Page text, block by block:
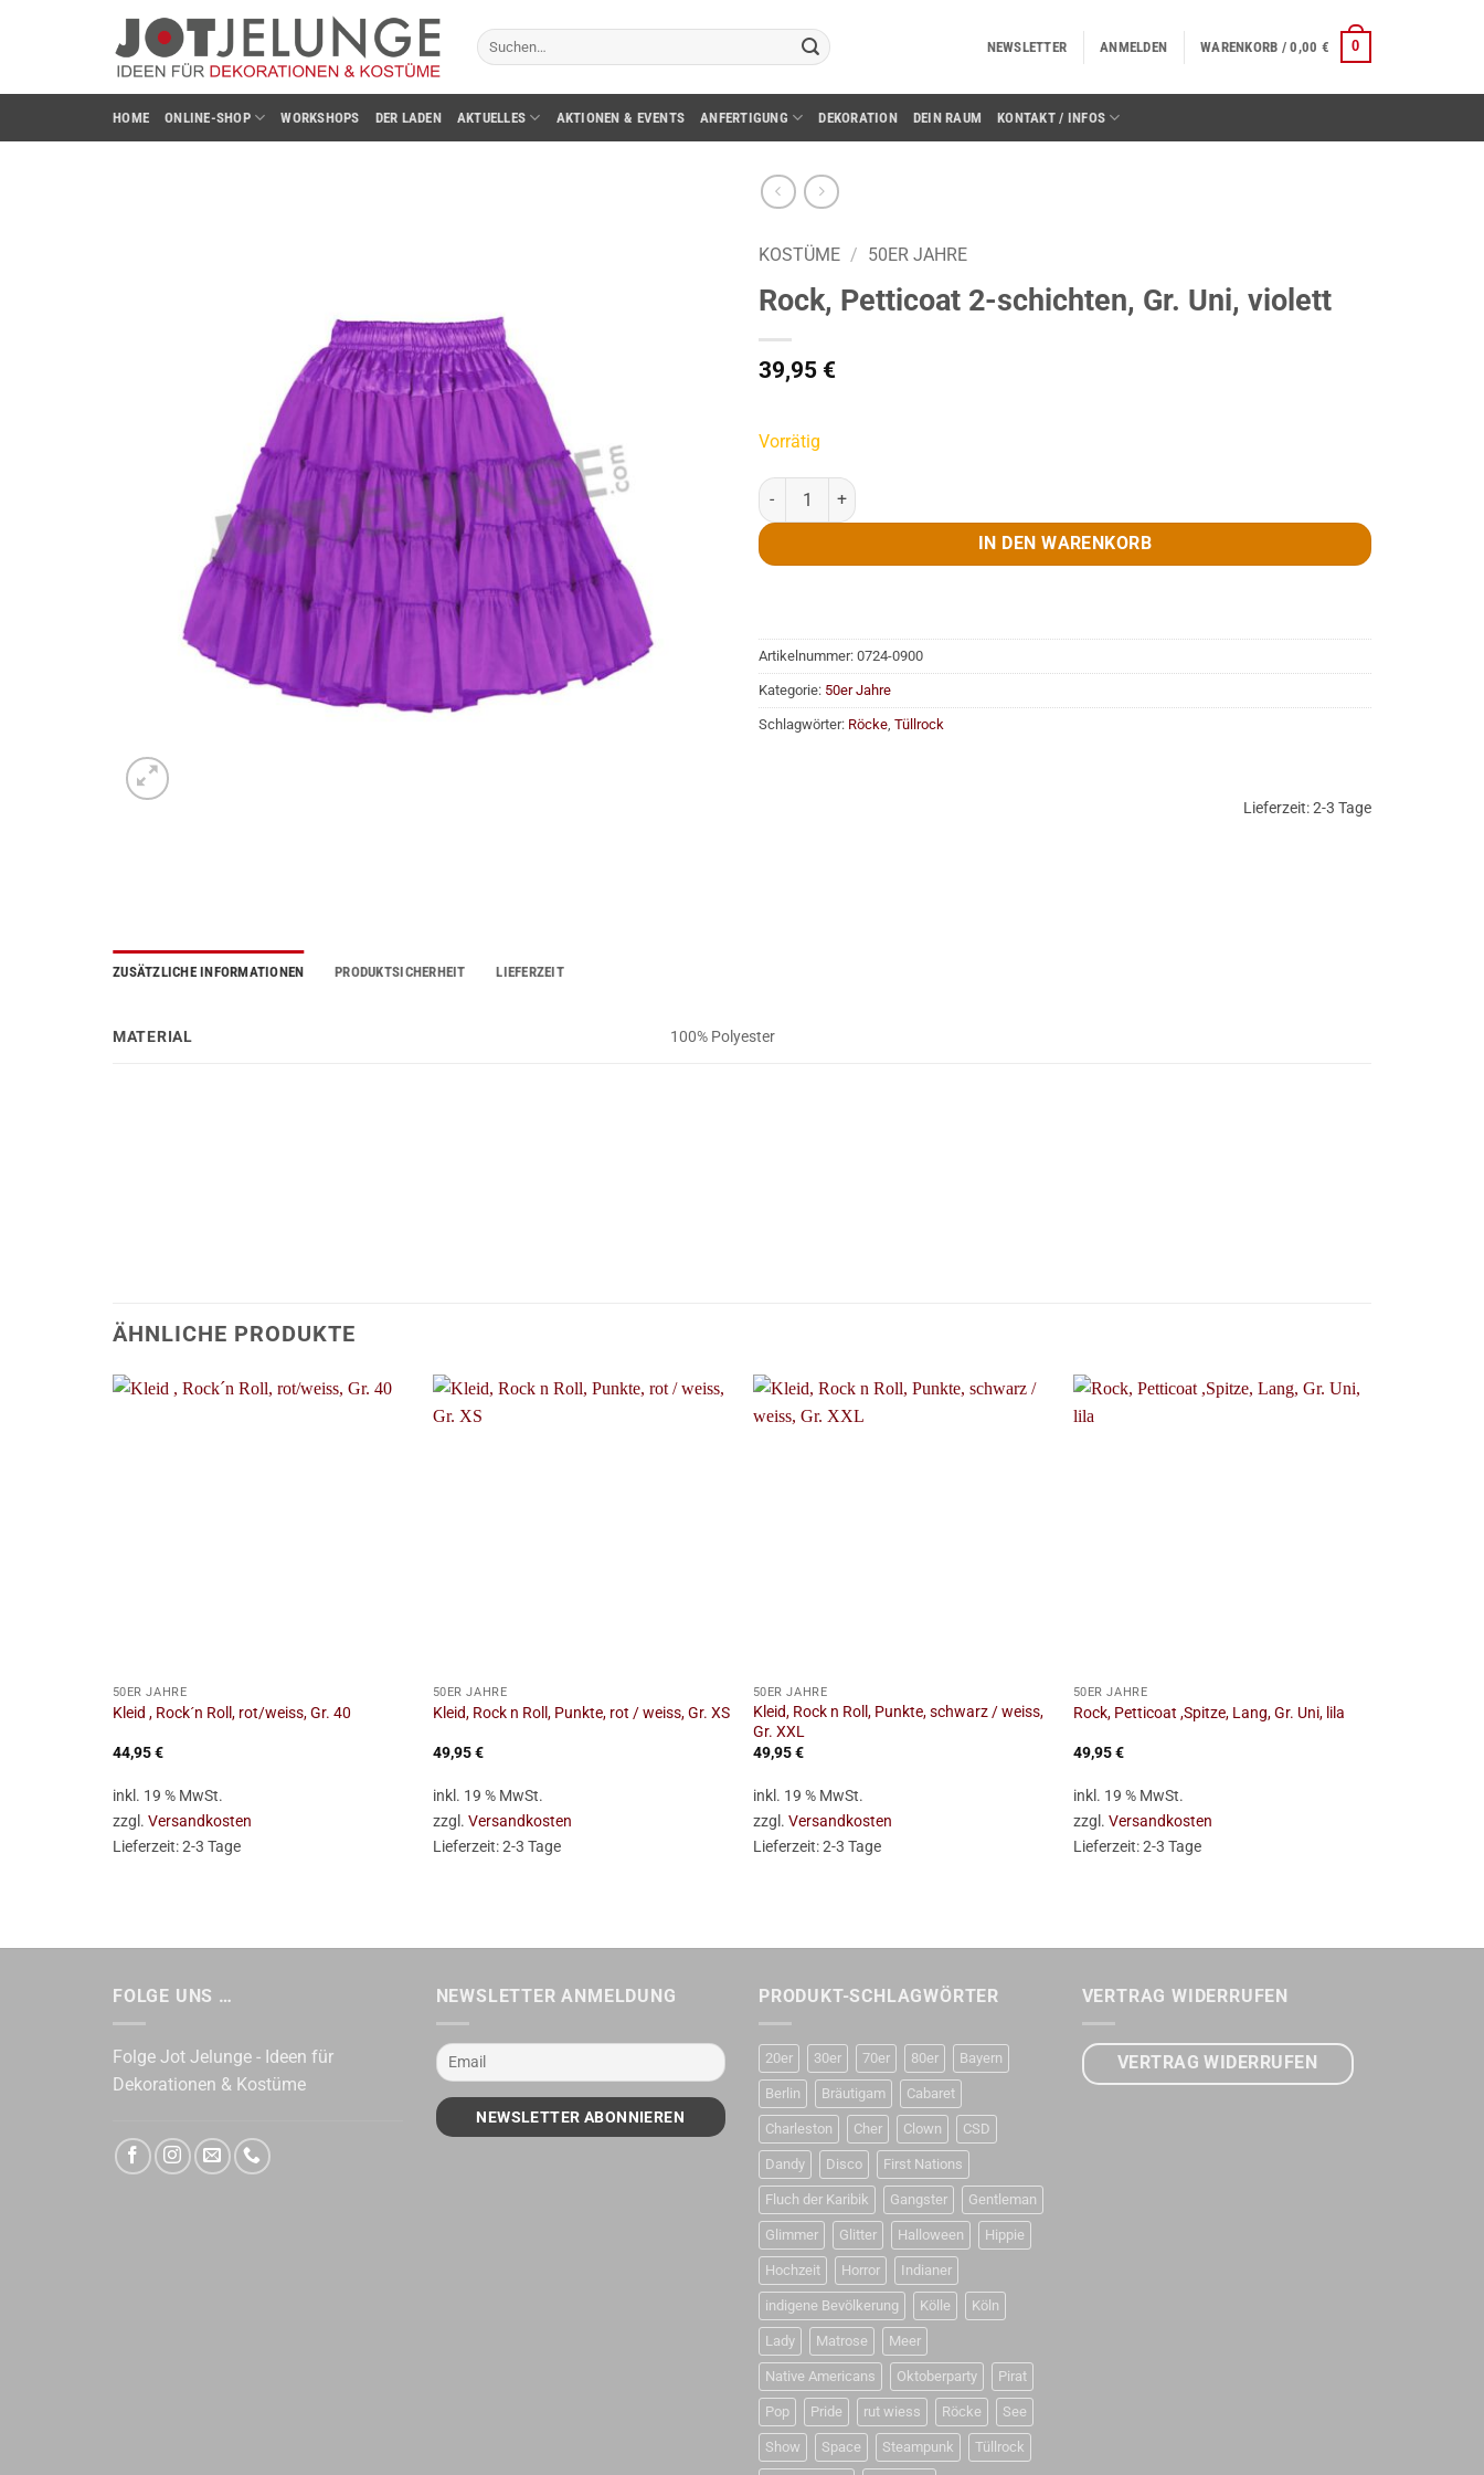
Suchen
nach:
NEWSLETTER ANMELDEN WARENKORB /0,00 € 0
HOME ONLINE-SHOP WORKSHOPS DER LADEN AKTUELLES AKTIONEN & EVENTS ANFERTIGUNG DEKORATION DEIN RAUM KONTAKT / INFOS
KOSTÜME / 50ER JAHRE
Rock, Petticoat 2-schichten, Gr. Uni, violett
39,95 €
Vorrätig
Rock, Petticoat 2-schichten, Gr. Uni, violett Menge
IN DEN WARENKORB
Artikelnummer: 0724-0900
Kategorie: 50er Jahre
Schlagwörter: Röcke, Tüllrock
Lieferzeit:2-3 Tage
ZUSÄTZLICHE INFORMATIONEN PRODUKTSICHERHEIT LIEFERZEIT
MATERIAL 100% Polyester
ÄHNLICHE PRODUKTE
50ER JAHRE
Kleid , Rock´n Roll, rot/weiss, Gr. 40
44,95€
inkl. 19 % MwSt.
zzgl. Versandkosten
Lieferzeit:2-3 Tage
50ER JAHRE
Kleid, Rock n Roll, Punkte, rot / weiss, Gr. XS
49,95€
inkl. 19 % MwSt.
zzgl. Versandkosten
Lieferzeit:2-3 Tage
50ER JAHRE
Kleid, Rock n Roll, Punkte, schwarz / weiss,
Gr. XXL
49,95€
inkl. 19 % MwSt.
zzgl. Versandkosten
Lieferzeit:2-3 Tage
50ER JAHRE
Rock, Petticoat ,Spitze, Lang, Gr. Uni, lila
49,95€
inkl. 19 % MwSt.
zzgl. Versandkosten
Lieferzeit:2-3 Tage
FOLGE UNS …
Folge Jot Jelunge - Ideen für
Dekorationen & Kostüme
NEWSLETTER ANMELDUNG PRODUKT-SCHLAGWÖRTER
20er 30er 70er 80er Bayern
Berlin Bräutigam Cabaret
Charleston Cher Clown CSD
Dandy Disco First Nations
Fluch der Karibik Gangster Gentleman
Glimmer Glitter Halloween Hippie
Hochzeit Horror Indianer
indigene Bevölkerung Kölle Köln
Lady Matrose Meer
Native Americans Oktoberparty Pirat
Pop Pride rut wiess Röcke See
Show Space Steampunk Tüllrock
VERTRAG WIDERRUFEN
VERTRAG WIDERRUFEN